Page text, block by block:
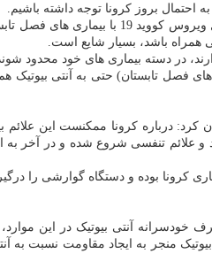
احتمال بروز کرونا توجه داشته باشیم.
عضو کمیته کشوری کرونا همین
همراه باشد، بسیار شایع است.
در دسته بیماری های خود محدود
کرد: درباره کرونا ممکنست این
و علائم تنفسی شروع شده و در آخر به
کرونا بوده و دستگاه گوارشی را
آنتی بیوتیک در این
منجر به ایجاد مقاومت نسبت به